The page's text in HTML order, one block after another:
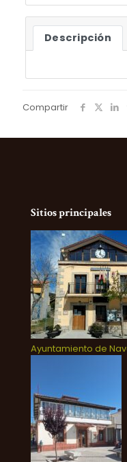
Descripción
Compartir
Sitios principales
Ayuntamiento de